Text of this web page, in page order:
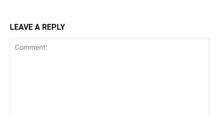
LEAVE A REPLY